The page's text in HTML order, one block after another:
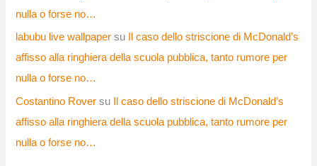
nulla o forse no…
labubu live wallpaper su
Il caso dello striscione di McDonald’s
affisso alla ringhiera della scuola pubblica, tanto rumore per
nulla o forse no…
Costantino Rover su
Il caso dello striscione di McDonald’s
affisso alla ringhiera della scuola pubblica, tanto rumore per
nulla o forse no…